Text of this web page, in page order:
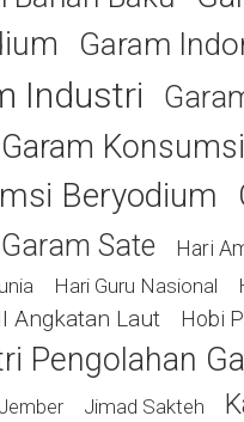
Garam
Industri
Garam Konsumsi
Beryodium
Garam Sate Hari
Hari Guru Nasional
Angkatan Laut
Hobi
Pengolahan
Jember Jimad Sakteh